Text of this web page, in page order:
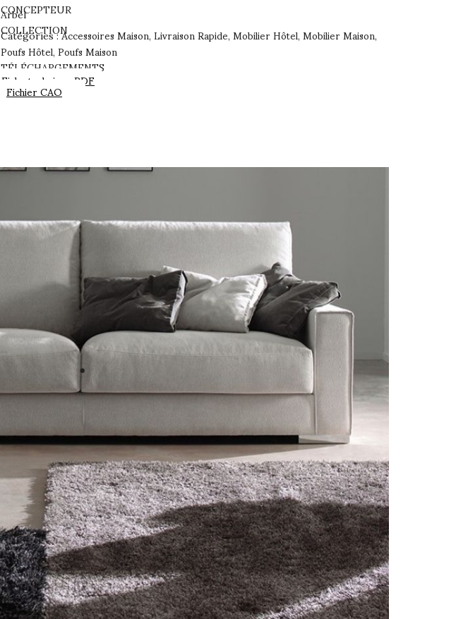
CONCEPTEUR
Arbel
COLLECTION
Catégories :Accessoires Maison, Livraison Rapide, Mobilier Hôtel, Mobilier Maison,
Poufs Hôtel, Poufs Maison
TÉLÉCHARGEMENTS
Fiche technique PDF
Fichier CAO